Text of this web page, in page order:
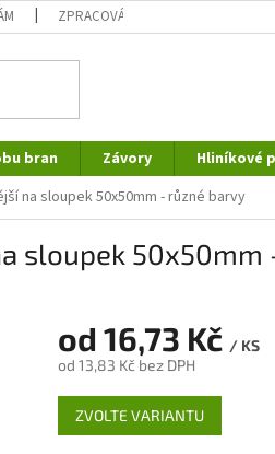
ZPRACOVÁNÍ OSOBNÍCH ÚDAJŮ
bran Závory
Hliníkové
na sloupek 50x50mm - různé barvy
sloupek 50x50mm
od 16,73 Kč / KS
od 13,83 Kčbez DPH
Měrná
cena:
ZVOLTE VARIANTU